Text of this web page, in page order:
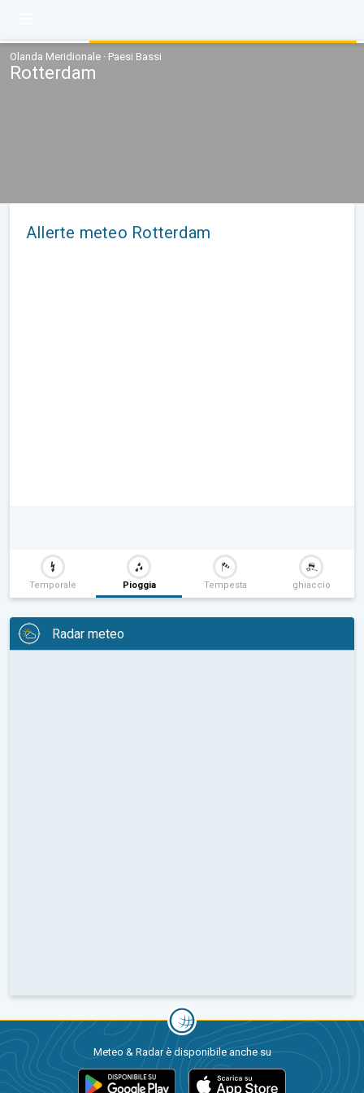
Olanda Meridionale · Paesi Bassi
Rotterdam
Allerte meteo Rotterdam
Temporale Pioggia Tempesta ghiaccio
Radar meteo
Meteo & Radar è disponibile anche su